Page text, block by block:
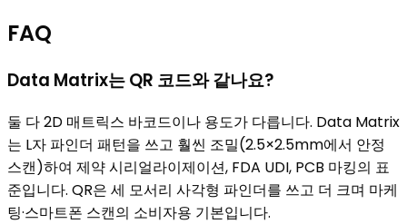
FAQ
Data Matrix는 QR 코드와 같나요?
둘 다 2D 매트릭스 바코드이나 용도가 다릅니다. Data Matrix
는 L자 파인더 패턴을 쓰고 훨씬 조밀(2.5×2.5mm에서 안정
스캔)하여 제약 시리얼라이제이션, FDA UDI, PCB 마킹의 표
준입니다. QR은 세 모서리 사각형 파인더를 쓰고 더 크며 마케
팅·스마트폰 스캔의 소비자용 기본입니다.